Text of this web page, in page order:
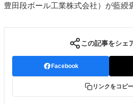
特集・デジタル印刷 アイデアで勝負！ ～多様
特集・デジタル印刷 ～ 新成長軌道を描く
運営
豊田段ボール工業株式会社）が藍綬
この記事をシェ
Facebook
リンクをコピー